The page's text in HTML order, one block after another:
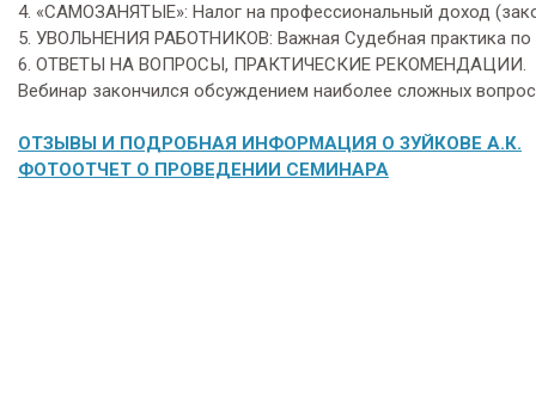
4. «САМОЗАНЯТЫЕ»: Налог на профессиональный доход
5. УВОЛЬНЕНИЯ РАБОТНИКОВ: Важная Судебная практика по
6. ОТВЕТЫ НА ВОПРОСЫ, ПРАКТИЧЕСКИЕ РЕКОМЕНДАЦИИ.
Вебинар закончился обсуждением наиболее сложных
ОТЗЫВЫ И ПОДРОБНАЯ ИНФОРМАЦИЯ О ЗУЙКОВЕ А.К.
ФОТООТЧЕТ О ПРОВЕДЕНИИ СЕМИНАРА